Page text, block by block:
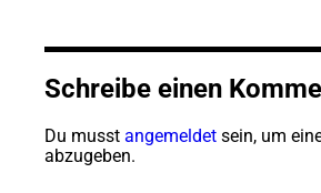
Schreibe einen
Du musst angemeldet sein, um
abzugeben.